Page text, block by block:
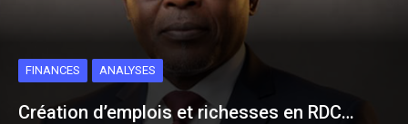
FINANCES ANALYSES
Création d’emplois et richesses en RDC…